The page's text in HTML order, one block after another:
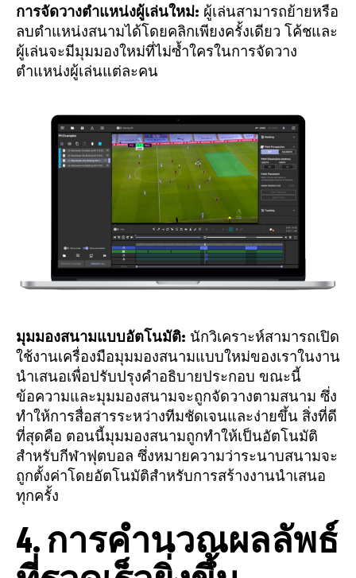
การจัดวางตำแหน่งผู้เล่นใหม่: ผู้เล่นสามารถย้ายหรือ
ลบตำแหน่งสนามได้โดยคลิกเพียงครั้งเดียว โค้ชและ
ผู้เล่นจะมีมุมมองใหม่ที่ไม่ซ้ำใครในการจัดวาง
ตำแหน่งผู้เล่นแต่ละคน
มุมมองสนามแบบอัตโนมัติ: นักวิเคราะห์สามารถเปิด
ใช้งานเครื่องมือมุมมองสนามแบบใหม่ของเราในงาน
นำเสนอเพื่อปรับปรุงคำอธิบายประกอบ ขณะนี้
ข้อความและมุมมองสนามจะถูกจัดวางตามสนาม ซึ่ง
ทำให้การสื่อสารระหว่างทีมชัดเจนและง่ายขึ้น สิ่งที่ดี
ที่สุดคือ ตอนนี้มุมมองสนามถูกทำให้เป็นอัตโนมัติ
สำหรับกีฬาฟุตบอล ซึ่งหมายความว่าระนาบสนามจะ
ถูกตั้งค่าโดยอัตโนมัติสำหรับการสร้างงานนำเสนอ
ทุกครั้ง
4. การคำนวณผลลัพธ์